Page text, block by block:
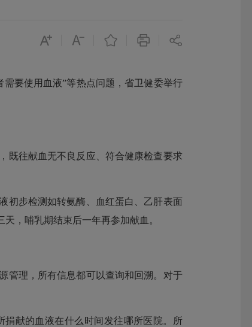
需要使用血液”等热点问题，省卫健委举行
既往献血无不良反应、符合健康检查要求
初步检测如转氨酶、血红蛋白、乙肝表面
，哺乳期结束后一年再参加献血。
管理，所有信息都可以查询和回溯。对于
捐献的血液在什么时间发往哪所医院。所